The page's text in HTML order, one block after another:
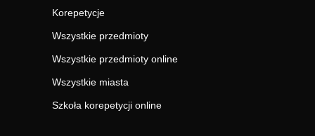
Korepetycje
Wszystkie przedmioty
Wszystkie przedmioty online
Wszystkie miasta
Szkoła korepetycji online